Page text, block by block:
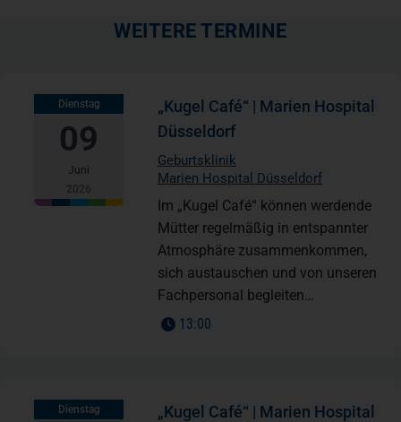
WEITERE TERMINE
Dienstag
09
Juni
2026
„Kugel Café“ | Marien Hospital
Düsseldorf
Geburtsklinik
Marien Hospital Düsseldorf
Im „Kugel Café“ können werdende
Mütter regelmäßig in entspannter
Atmosphäre zusammenkommen,
sich austauschen und von unseren
Fachpersonal begleiten…
13:00
Dienstag
„Kugel Café“ | Marien Hospital